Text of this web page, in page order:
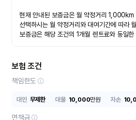
현재 안내된 보증금은 월 약정거리 1,000km
선택하시는 월 약정거리와 대여기간에 따라
보증금은 해당 조건의 1개월 렌트료와 동일
보험 조건
책임한도
대인 무제한 대물 10,000만원 자손
면책금